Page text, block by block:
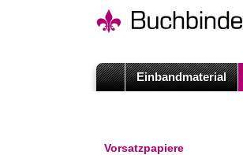
Einbandmaterial
Vorsatzpapiere